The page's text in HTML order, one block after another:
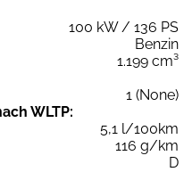
100 kW / 136 PS
Benzin
1.199 cm³
1 (None)
WLTP:
5,1 l/100km
116 g/km
D